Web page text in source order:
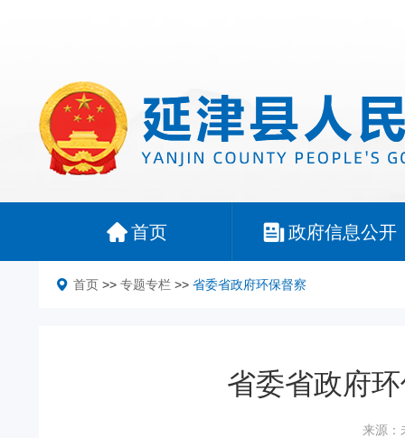
首页 政府信息公开
首页 >> 专题专栏 >> 省委省政府环保督察
省委省政府
来源：